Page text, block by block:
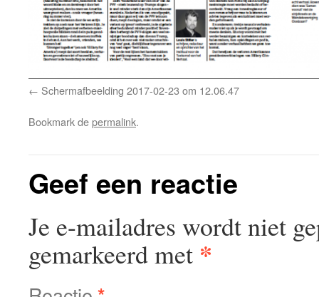
Schermafbeelding 2017-02-23 om 12.06.47
Bookmark depermalink.
Geef een reactie
Je e-mailadres wordt niet
gemarkeerd met *